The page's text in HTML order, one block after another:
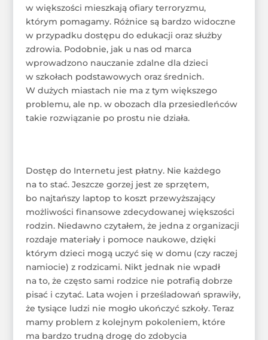
w większości mieszkają ofiary terroryzmu,
którym pomagamy. Różnice są bardzo widoczne
w przypadku dostępu do edukacji oraz służby
zdrowia. Podobnie, jak u nas od marca
wprowadzono nauczanie zdalne dla dzieci
w szkołach podstawowych oraz średnich.
W dużych miastach nie ma z tym większego
problemu, ale np. w obozach dla przesiedleńców
takie rozwiązanie po prostu nie działa.
Dostęp do Internetu jest płatny. Nie każdego
na to stać. Jeszcze gorzej jest ze sprzętem,
bo najtańszy laptop to koszt przewyższający
możliwości finansowe zdecydowanej większości
rodzin. Niedawno czytałem, że jedna z organizacji
rozdaje materiały i pomoce naukowe, dzięki
którym dzieci mogą uczyć się w domu (czy raczej
namiocie) z rodzicami. Nikt jednak nie wpadł
na to, że często sami rodzice nie potrafią dobrze
pisać i czytać. Lata wojen i prześladowań sprawiły,
że tysiące ludzi nie mogło ukończyć szkoły. Teraz
mamy problem z kolejnym pokoleniem, które
ma bardzo trudną drogę do zdobycia